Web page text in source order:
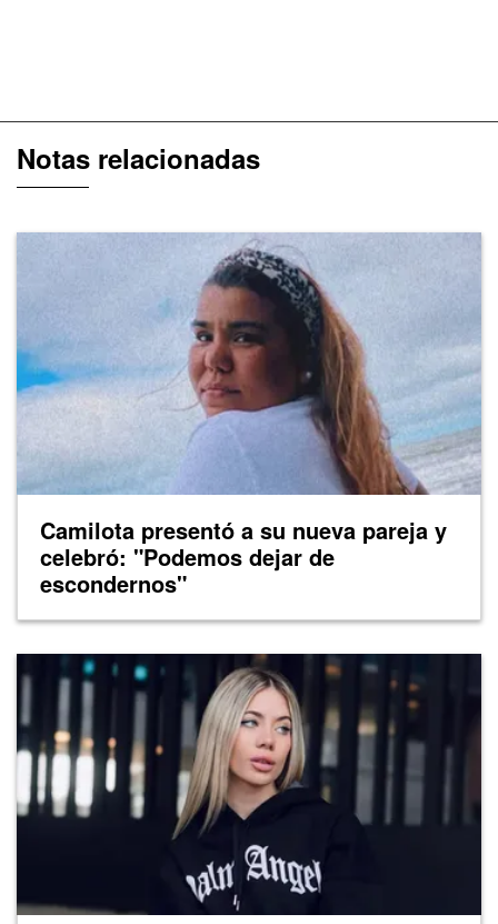
Notas relacionadas
Camilota presentó a su nueva pareja y
celebró: "Podemos dejar de
escondernos"